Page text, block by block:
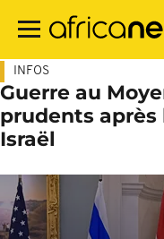
contenu
INFOS
Guerre au
prudents après
Israël